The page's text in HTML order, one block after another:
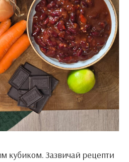
кубиком. Зазвичай рецепти